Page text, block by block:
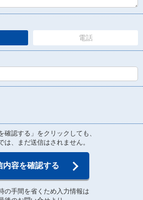
電話
確認する」をクリックしても、
は、まだ送信はされません。
内容を確認する
の手間を省くため入力情報は